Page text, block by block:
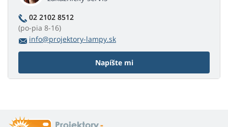
02 2102 8512
(po-pia 8-16)
info@projektory-lampy.sk
Napíšte mi